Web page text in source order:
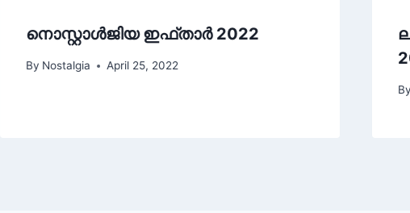
നൊസ്റ്റാൾജിയ ഇഫ്താർ 2022
By Nostalgia April 25, 2022
By